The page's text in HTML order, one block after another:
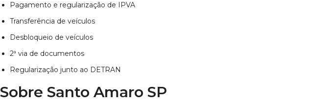
Pagamento e regularização de IPVA
Transferência de veículos
Desbloqueio de veículos
2ª via de documentos
Regularização junto ao DETRAN
Sobre Santo Amaro SP